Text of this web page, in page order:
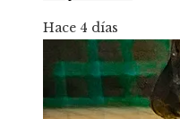
Hace 4 días